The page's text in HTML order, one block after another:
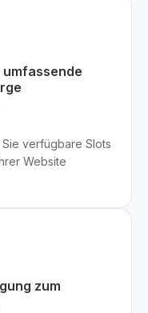
verfügbare Slots
Website
zum